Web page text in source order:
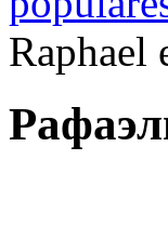
Raphael